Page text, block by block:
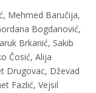
Mehmed Baručija,
Bogdanović,
Brkanić, Sakib
Čosić, Alija
Drugovac, Dževad
Fazlić, Vejsil